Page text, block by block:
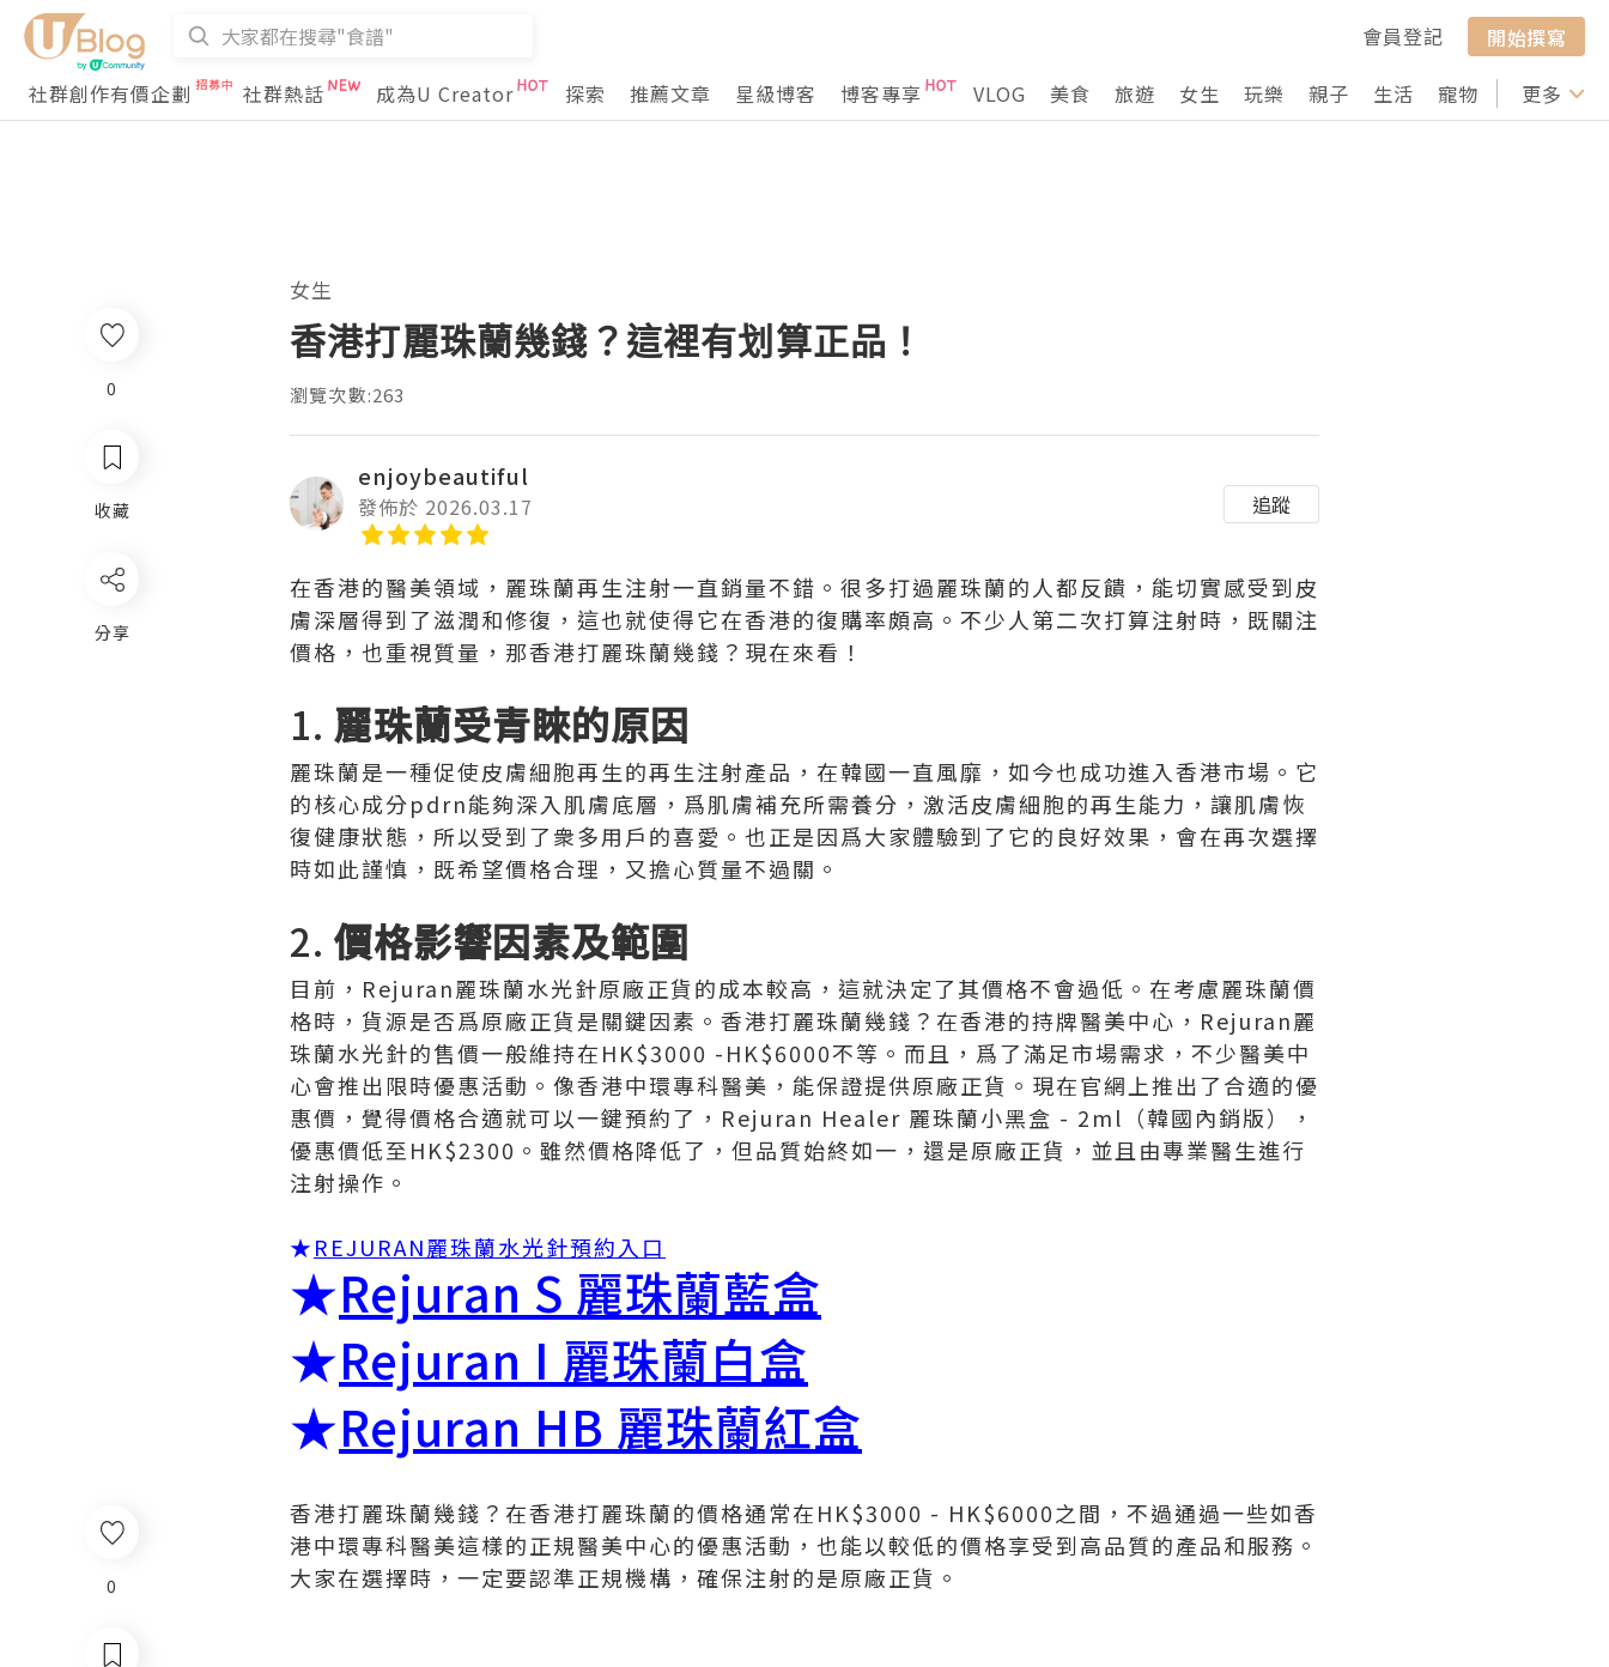
會員登記
開始撰寫
社群創作有價企劃
社群熱話 成為U Creator 探索 推薦文章 星級博客 博客專享 VLOG 美食 旅遊 女生 玩樂 親子 生活 寵物 行山 打卡
更多
0
女生
香港打麗珠蘭幾錢？這裡有划算正品！
瀏覽次數:263
enjoybeautiful
發佈於 2026.03.17 追蹤
在香港的醫美領域，麗珠蘭再生注射一直銷量不錯。很多打過麗珠蘭的人都反饋，能切實感受到皮
膚深層得到了滋潤和修復，這也就使得它在香港的復購率頗高。不少人第二次打算注射時，既關注
價格，也重視質量，那香港打麗珠蘭幾錢？現在來看！
1. 麗珠蘭受青睞的原因
麗珠蘭是一種促使皮膚細胞再生的再生注射產品，在韓國一直風靡，如今也成功進入香港市場。它
的核心成分pdrn能夠深入肌膚底層，爲肌膚補充所需養分，激活皮膚細胞的再生能力，讓肌膚恢
復健康狀態，所以受到了衆多用戶的喜愛。也正是因爲大家體驗到了它的良好效果，會在再次選擇
時如此謹慎，既希望價格合理，又擔心質量不過關。
2. 價格影響因素及範圍
目前，Rejuran麗珠蘭水光針原廠正貨的成本較高，這就決定了其價格不會過低。在考慮麗珠蘭價
格時，貨源是否爲原廠正貨是關鍵因素。香港打麗珠蘭幾錢？在香港的持牌醫美中心，Rejuran麗
珠蘭水光針的售價一般維持在HK$3000 -HK$6000不等。而且，爲了滿足市場需求，不少醫美中
心會推出限時優惠活動。像香港中環專科醫美，能保證提供原廠正貨。現在官網上推出了合適的優
惠價，覺得價格合適就可以一鍵預約了，Rejuran Healer 麗珠蘭小黑盒 - 2ml（韓國內銷版），
優惠價低至HK$2300。雖然價格降低了，但品質始終如一，還是原廠正貨，並且由專業醫生進行
注射操作。
★REJURAN麗珠蘭水光針預約入口
★Rejuran S 麗珠蘭藍盒
★Rejuran I 麗珠蘭白盒
★Rejuran HB 麗珠蘭紅盒
香港打麗珠蘭幾錢？在香港打麗珠蘭的價格通常在HK$3000 - HK$6000之間，不過通過一些如香
港中環專科醫美這樣的正規醫美中心的優惠活動，也能以較低的價格享受到高品質的產品和服務。
大家在選擇時，一定要認準正規機構，確保注射的是原廠正貨。
0
收藏
分享